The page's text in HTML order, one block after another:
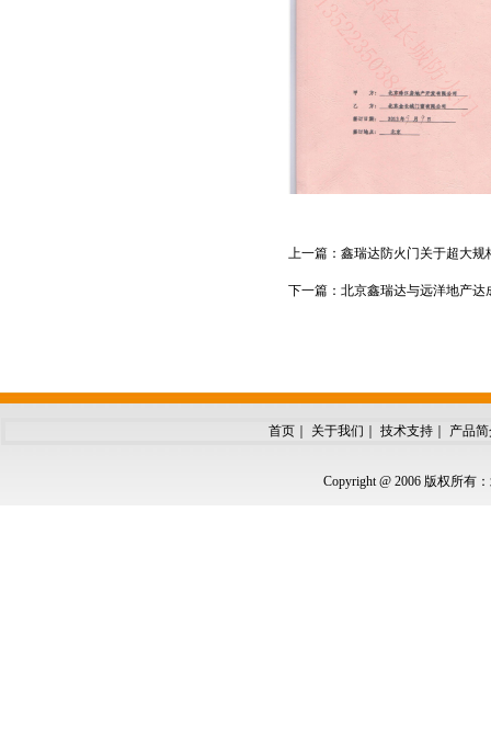
上一篇： 鑫瑞达防火门关于超大规
下一篇： 北京鑫瑞达与远洋地产达
首页｜ 关于我们 技术支持｜ 产品简
Copyright @ 2006 版权所有